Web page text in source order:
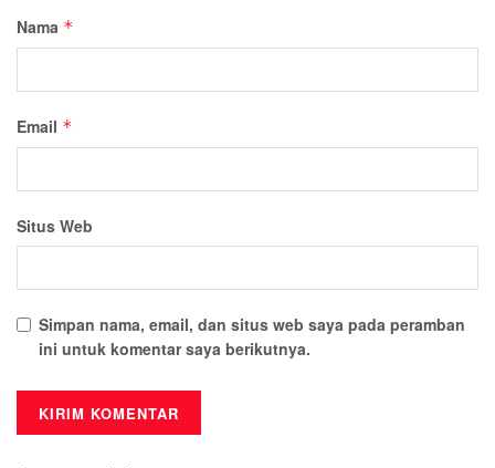
Nama *
Email *
Situs Web
Simpan nama, email, dan situs web saya pada peramban
ini untuk komentar saya berikutnya.